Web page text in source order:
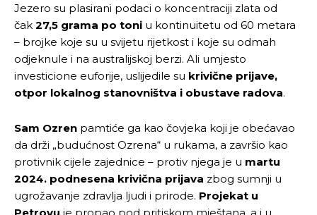
Jezero su plasirani podaci o koncentraciji zlata od
čak 27,5 grama po toni u kontinuitetu od 60 metara
– brojke koje su u svijetu rijetkost i koje su odmah
odjeknule i na australijskoj berzi. Ali umjesto
investicione euforije, uslijedile su krivične prijave,
otpor lokalnog stanovništva i obustave radova.
Sam Ozren pamtiće ga kao čovjeka koji je obećavao
da drži „budućnost Ozrena“ u rukama, a završio kao
protivnik cijele zajednice – protiv njega je u martu
2024. podnesena krivična prijava zbog sumnji u
ugrožavanje zdravlja ljudi i prirode. Projekat u
Petrovu je propao pod pritiskom mještana, a i u